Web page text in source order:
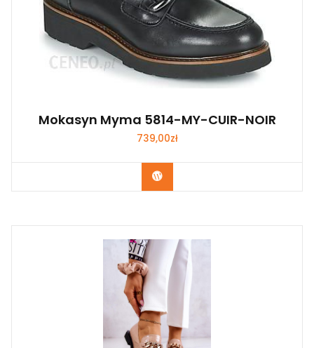
Mokasyn Myma 5814-MY-CUIR-NOIR
739,00zł
Kup Teraz